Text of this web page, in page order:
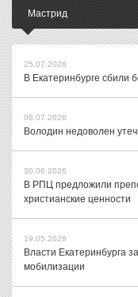
Мастрид
25.07.2026
В Екатеринбурге сбили
08.07.2026
Володин недоволен
30.06.2026
В РПЦ предложили
христианские ценности
19.05.2026
Власти Екатеринбурга
мобилизации